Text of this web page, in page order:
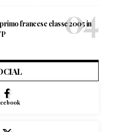
francese classe 2005 in